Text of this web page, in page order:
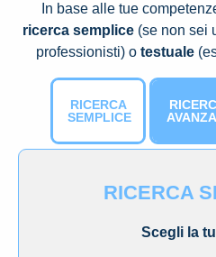
In base alle tue
ricerca semplice (se non sei
professionisti) o testuale
RICERCA
SEMPLICE
RICERCA
Scegli la